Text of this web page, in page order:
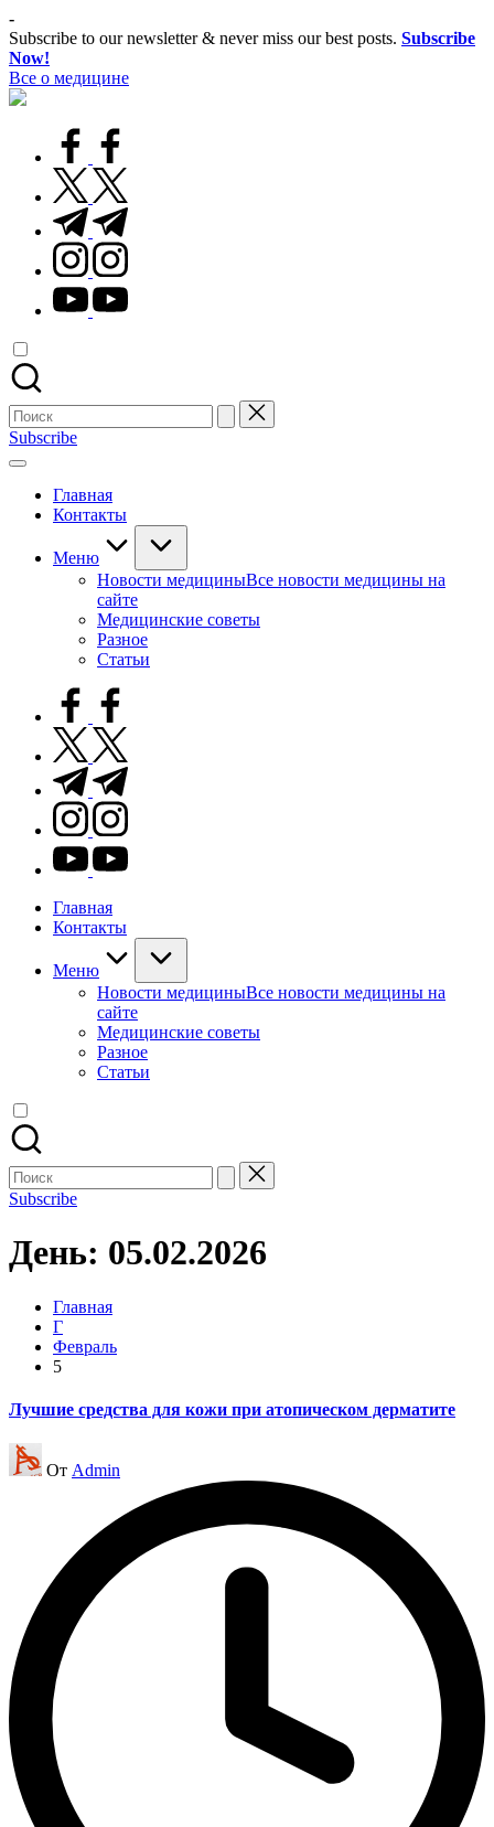
Перейти
к
содержимому
-
Subscribe to our newsletter & never miss our best posts. Subscribe
Now!
Все о медицине
Лечитесь
facebook.com
twitter.com
t.me
instagram.com
youtube.com
Поиск
для:
Subscribe
Главная
Контакты
Меню
Новости медициныВсе новости медицины на
сайте
Медицинские советы
Разное
Статьи
facebook.com
twitter.com
t.me
instagram.com
youtube.com
Главная
Контакты
Меню
Новости медициныВсе новости медицины на
сайте
Медицинские советы
Разное
Статьи
Поиск
для:
Subscribe
День: 05.02.2026
Главная
Г
Февраль
5
Лучшие средства для кожи при атопическом дерматите
Запись
от
От Admin